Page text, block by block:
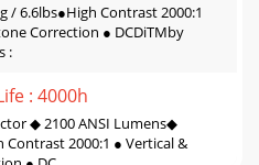
/ 6.6lbs●High Contrast 2000:1
Correction ● DCDiTMby
:
: 4000h
◆ 2100 ANSI Lumens◆
Contrast 2000:1 ● Vertical &